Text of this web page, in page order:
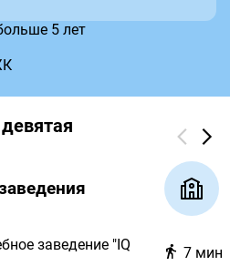
5 лет
заведение "IQ
7 мин